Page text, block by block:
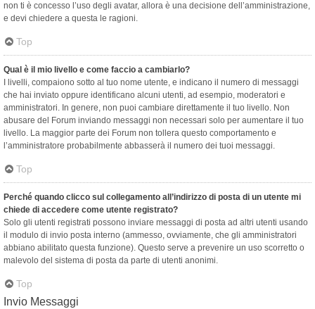
non ti è concesso l’uso degli avatar, allora è una decisione dell’amministrazione,
e devi chiedere a questa le ragioni.
Top
Qual è il mio livello e come faccio a cambiarlo?
I livelli, compaiono sotto al tuo nome utente, e indicano il numero di messaggi
che hai inviato oppure identificano alcuni utenti, ad esempio, moderatori e
amministratori. In genere, non puoi cambiare direttamente il tuo livello. Non
abusare del Forum inviando messaggi non necessari solo per aumentare il tuo
livello. La maggior parte dei Forum non tollera questo comportamento e
l’amministratore probabilmente abbasserà il numero dei tuoi messaggi.
Top
Perché quando clicco sul collegamento all’indirizzo di posta di un utente mi
chiede di accedere come utente registrato?
Solo gli utenti registrati possono inviare messaggi di posta ad altri utenti usando
il modulo di invio posta interno (ammesso, ovviamente, che gli amministratori
abbiano abilitato questa funzione). Questo serve a prevenire un uso scorretto o
malevolo del sistema di posta da parte di utenti anonimi.
Top
Invio Messaggi